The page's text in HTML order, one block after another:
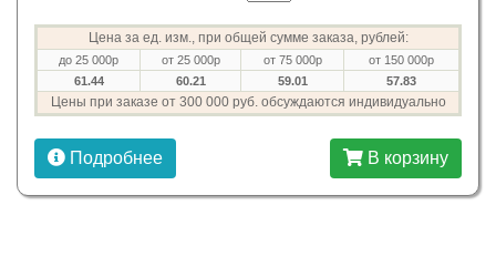
Цена за ед. изм., при общей сумме заказа, рублей:
до 25 000р от 25 000р от 75 000р
от 150 000р
61.44
60.21 59.01 57.83
Цены при заказе от 300 000 руб. обсуждаются индивидуально
Подробнее В корзину